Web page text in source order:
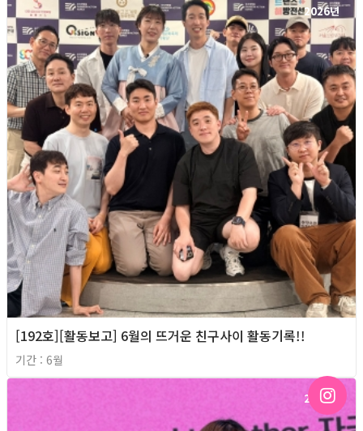
2026년
[192호][활동보고] 6월의 뜨거운 친구사이 활동기록!!
기간 : 6월
2026년